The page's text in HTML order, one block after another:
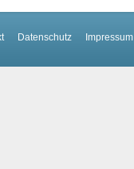
Datenschutz Impressum